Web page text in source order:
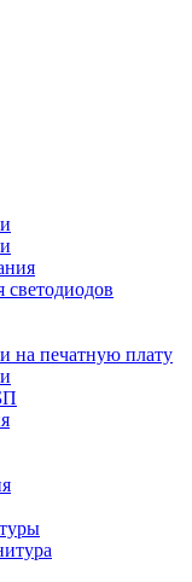
на печатную плату